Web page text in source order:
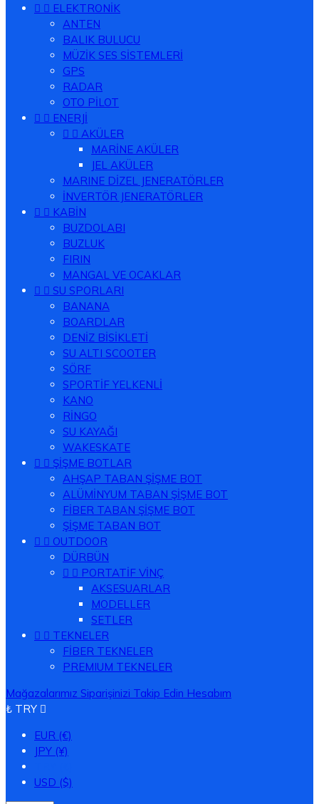
  ELEKTRONİK
ANTEN
BALIK BULUCU
MÜZİK SES SİSTEMLERİ
GPS
RADAR
OTO PİLOT
  ENERJİ
  AKÜLER
MARİNE AKÜLER
JEL AKÜLER
MARINE DİZEL JENERATÖRLER
İNVERTÖR JENERATÖRLER
  KABİN
BUZDOLABI
BUZLUK
FIRIN
MANGAL VE OCAKLAR
  SU SPORLARI
BANANA
BOARDLAR
DENİZ BİSİKLETİ
SU ALTI SCOOTER
SÖRF
SPORTİF YELKENLİ
KANO
RİNGO
SU KAYAĞI
WAKESKATE
  ŞİŞME BOTLAR
AHŞAP TABAN ŞİŞME BOT
ALÜMİNYUM TABAN ŞİŞME BOT
FİBER TABAN ŞİŞME BOT
ŞİŞME TABAN BOT
  OUTDOOR
DÜRBÜN
  PORTATİF VİNÇ
AKSESUARLAR
MODELLER
SETLER
  TEKNELER
FİBER TEKNELER
PREMIUM TEKNELER
Mağazalarımız Siparişinizi Takip Edin Hesabım
₺ TRY 
EUR (€)
JPY (¥)
USD ($)